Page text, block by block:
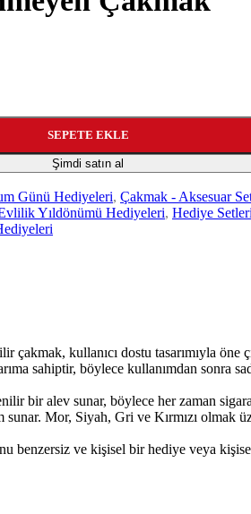
SEPETE EKLE
Şimdi satın al
Günü Hediyeleri, Çakmak - Aksesuar
Yıldönümü Hediyeleri, Hediye Setleri
kullanıcı dostu tasarımıyla öne
sahiptir, böylece kullanımdan sonra
bir alev sunar, böylece her zaman
Mor, Siyah, Gri ve Kırmızı olmak
benzersiz ve kişisel bir hediye veya